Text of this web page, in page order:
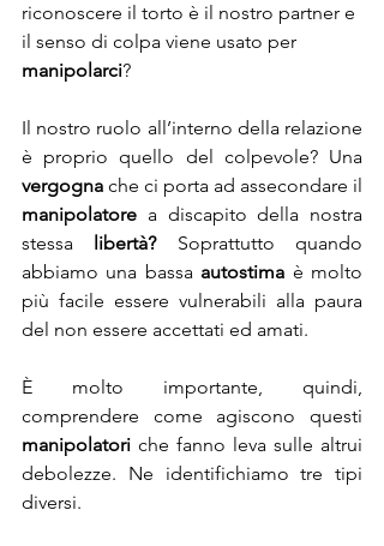
riconoscere il torto è il nostro partner e
il senso di colpa viene usato per
manipolarci?
Il nostro ruolo all’interno della relazione
vergogna
manipolatore a discapito della nostra
stessa
libertà? Soprattutto quando
abbiamo una bassa autostima è molto
più facile essere vulnerabili alla paura
del non essere accettati ed amati.
È molto importante, quindi,
manipolatori che fanno leva sulle altrui
debolezze. Ne identifichiamo tre tipi
diversi.